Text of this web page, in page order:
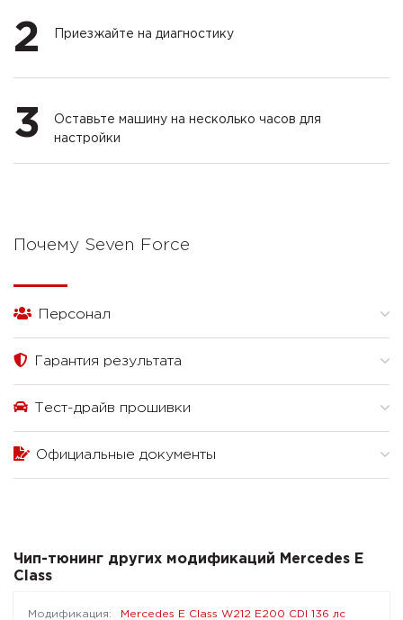
2 Приезжайте на диагностику
3
Оставьте машину на несколько часов для
настройки
Почему Seven Force
Персонал
Гарантия результата
Тест-драйв прошивки
Официальные документы
Чип-тюнинг других модификаций Mercedes E
Class
Mercedes E Class W212 E200 CDI 136 лс